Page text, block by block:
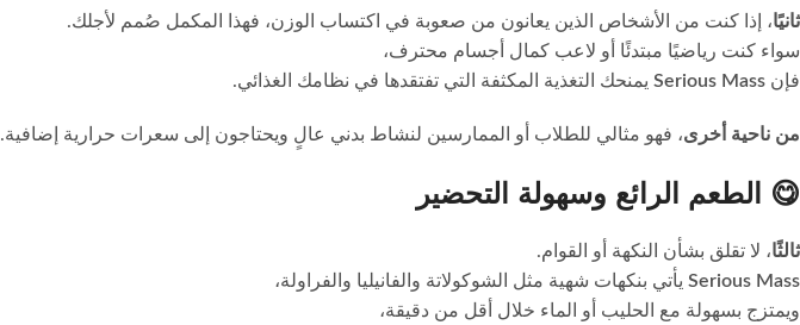
ثانيًا، إذا كنت من الأشخاص الذين يعانون من صعوبة في اكتساب الوزن، فهذا المكمل صُمم لأجلك.
سواء كنت رياضيًا مبتدئًا أو لاعب كمال أجسام محترف،
فإن Serious Mass يمنحك التغذية المكثفة التي تفتقدها في نظامك الغذائي.
من ناحية أخرى، فهو مثالي للطلاب أو الممارسين لنشاط بدني عالٍ ويحتاجون إلى سعرات حرارية إضافية.
😋 الطعم الرائع وسهولة التحضير
ثالثًا، لا تقلق بشأن النكهة أو القوام.
Serious Mass يأتي بنكهات شهية مثل الشوكولاتة والفانيليا والفراولة،
ويمتزج بسهولة مع الحليب أو الماء خلال أقل من دقيقة،